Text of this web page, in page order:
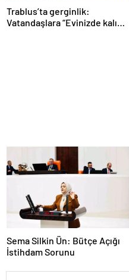
Trablus’ta gerginlik:
Vatandaşlara “Evinizde kalın”
Sema Silkin Ün: Bütçe Açığı
İstihdam Sorunu